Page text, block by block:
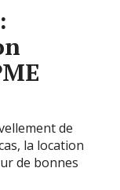
de
la location
de bonnes